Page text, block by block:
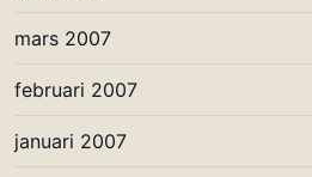
mars 2007
februari 2007
januari 2007